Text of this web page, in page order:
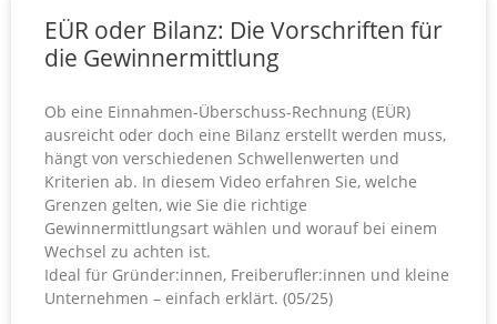
EÜR oder Bilanz: Die Vorschriften für
die Gewinnermittlung
Ob eine Einnahmen-Überschuss-Rechnung (EÜR)
ausreicht oder doch eine Bilanz erstellt werden muss,
hängt von verschiedenen Schwellenwerten und
Kriterien ab. In diesem Video erfahren Sie, welche
Grenzen gelten, wie Sie die richtige
Gewinnermittlungsart wählen und worauf bei einem
Wechsel zu achten ist.
Ideal für Gründer:innen, Freiberufler:innen und kleine
Unternehmen – einfach erklärt. (05/25)